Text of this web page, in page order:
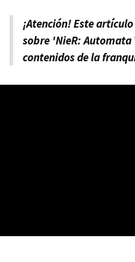
¡Atención! Este
sobre 'NieR:
contenidos de la